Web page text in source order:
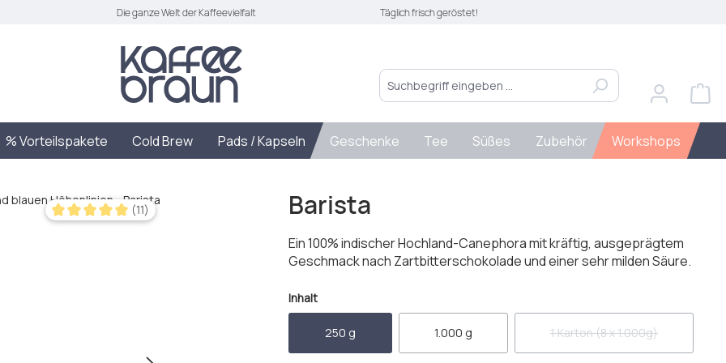
Die ganze Welt der Kaffeevielfalt Täglich frisch geröstet!
% Vorteilspakete Cold Brew Pads / Kapseln Geschenke Tee Süßes Zubehör Workshops
Durchschnittliche Bewertung von 5 von 5 Sternen
(11) Barista
Ein 100% indischer Hochland-Canephora mit kräftig, ausgeprägtem
Geschmack nach Zartbitterschokolade und einer sehr milden Säure.
Inhaltauswählen
250 g 1.000 g 1 Karton (8 x 1.000g)
(Diese Option ist zurzeit